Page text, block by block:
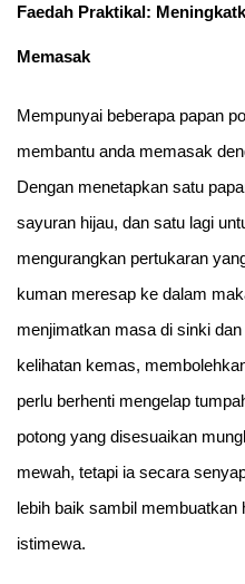
Faedah Praktikal:
Memasak
Mempunyai beberapa papan
membantu anda memasak
Dengan menetapkan satu
sayuran hijau, dan satu lagi
mengurangkan pertukaran
kuman meresap ke dalam
menjimatkan masa di sinki
kelihatan kemas,
perlu berhenti mengelap
potong yang disesuaikan
mewah, tetapi ia secara
lebih baik sambil membuatkan
istimewa.